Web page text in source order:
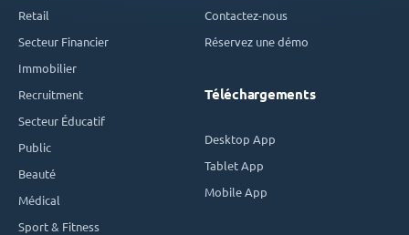
Retail
Secteur Financier
Immobilier
Recruitment
Secteur Éducatif
Public
Beauté
Médical
Sport & Fitness
Contactez-nous
Réservez une démo
Téléchargements
Desktop App
Tablet App
Mobile App